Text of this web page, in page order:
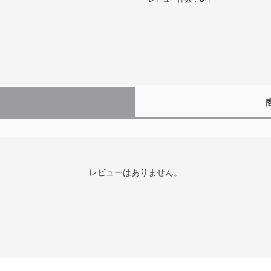
レビューはありません。